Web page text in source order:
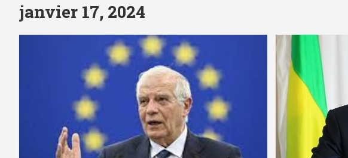
janvier 17, 2024